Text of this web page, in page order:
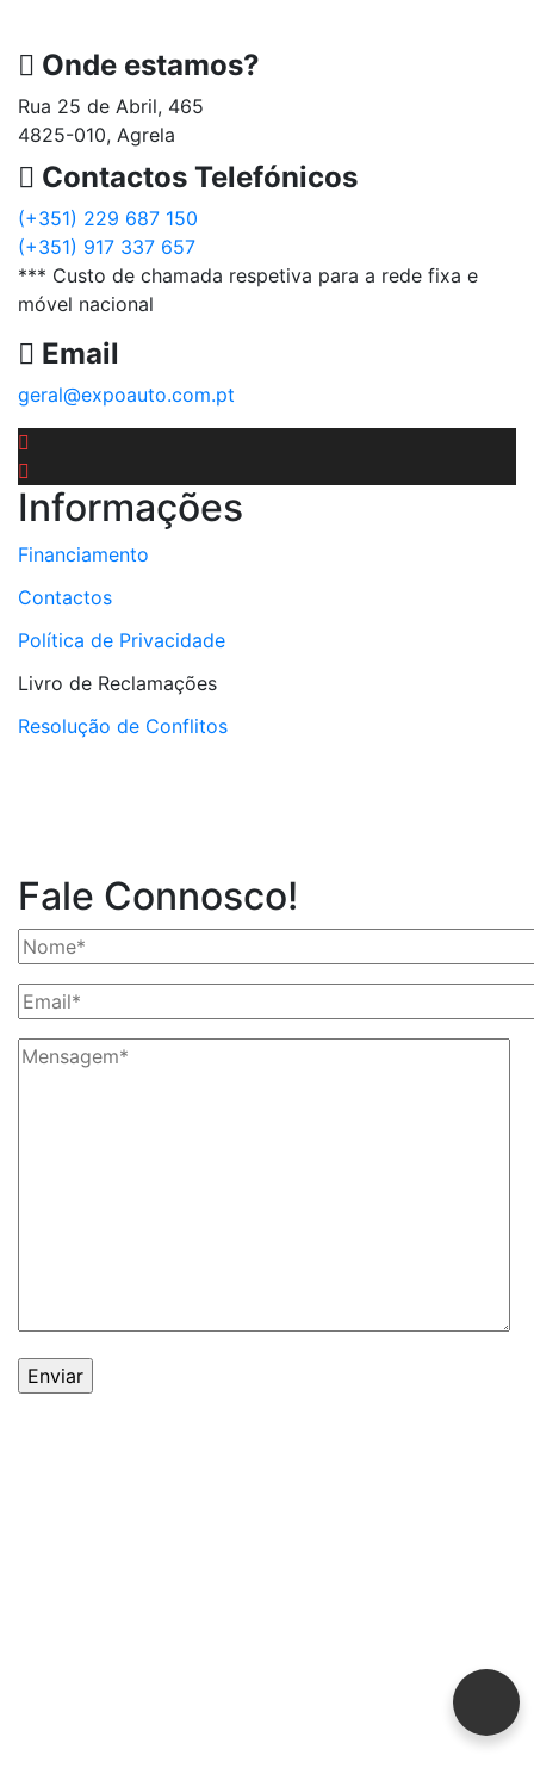
Onde estamos?
Rua 25 de Abril, 465
4825-010, Agrela
Contactos Telefónicos
(+351) 229 687 150
(+351) 917 337 657
*** Custo de chamada respetiva para a rede fixa e
móvel nacional
Email
geral@expoauto.com.pt
Informações
Financiamento
Contactos
Política de Privacidade
Livro de Reclamações
Resolução de Conflitos
Fale Connosco!